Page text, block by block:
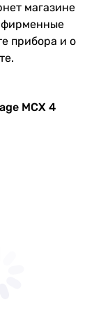
магазине
фирменные
прибора и о
MCX 4